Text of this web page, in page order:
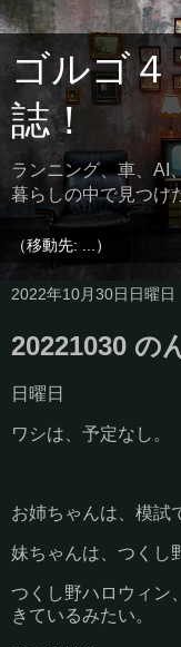
ゴルゴ４
誌！
ランニング、車、AI
暮らしの中で見つけ
2022年10月30日日曜日
20221030 の
日曜日
ワシは、予定なし。
お姉ちゃんは、模試
妹ちゃんは、つくし
つくし野ハロウィン
きているみたい。